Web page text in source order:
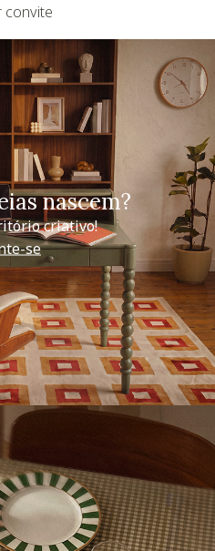
convite
nascem?
criativo!
se